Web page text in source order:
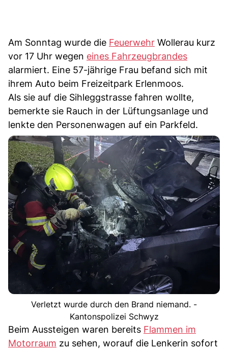
Am Sonntag wurde die Feuerwehr Wollerau kurz
vor 17 Uhr wegen eines Fahrzeugbrandes
alarmiert. Eine 57-jährige Frau befand sich mit
ihrem Auto beim Freizeitpark Erlenmoos.
Als sie auf die Sihleggstrasse fahren wollte,
bemerkte sie Rauch in der Lüftungsanlage und
lenkte den Personenwagen auf ein Parkfeld.
Verletzt wurde durch den Brand niemand. -
Kantonspolizei Schwyz
Beim Aussteigen waren bereits Flammen im
Motorraum zu sehen, worauf die Lenkerin sofort